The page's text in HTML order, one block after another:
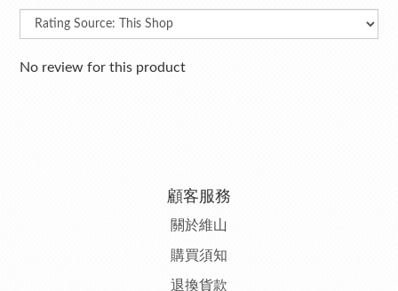
No review for this product
顧客服務
關於維山
購買須知
退換貨款